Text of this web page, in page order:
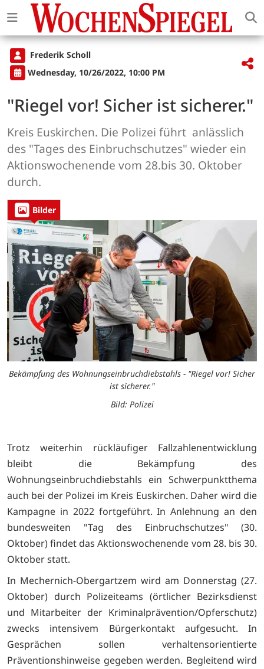
Frederik Scholl
Wednesday, 10/26/2022, 10:00 PM
"Riegel vor! Sicher ist sicherer."
Kreis Euskirchen. Die Polizei führt anlässlich
des "Tages des Einbruchschutzes" wieder ein
Aktionswochenende vom 28.bis 30. Oktober
durch.
Bilder
Bekämpfung des Wohnungseinbruchdiebstahls - "Riegel vor! Sicher
ist sicherer."
Bild: Polizei
Trotz weiterhin rückläufiger Fallzahlenentwicklung
bleibt die Bekämpfung des
Wohnungseinbruchdiebstahls ein Schwerpunktthema
auch bei der Polizei im Kreis Euskirchen. Daher wird die
Kampagne in 2022 fortgeführt. In Anlehnung an den
bundesweiten "Tag des Einbruchschutzes" (30.
Oktober) findet das Aktionswochenende vom 28. bis 30.
Oktober statt.
In Mechernich-Obergartzem wird am Donnerstag (27.
Oktober) durch Polizeiteams (örtlicher Bezirksdienst
und Mitarbeiter der Kriminalprävention/Opferschutz)
zwecks intensivem Bürgerkontakt aufgesucht. In
Gesprächen sollen verhaltensorientierte
Präventionshinweise gegeben werden. Begleitend wird